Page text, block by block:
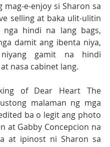
mag-e-enjoy si Sharon sa
selling at baka ulit-ulitin
nga hindi na lang bags,
damit ang ibenta niya,
gamit na hindi
nasa cabinet lang.
of Dear Heart The
malaman ng mga
ba o legit ang photo
at Gabby Concepcion na
at ipinost ni Sharon sa